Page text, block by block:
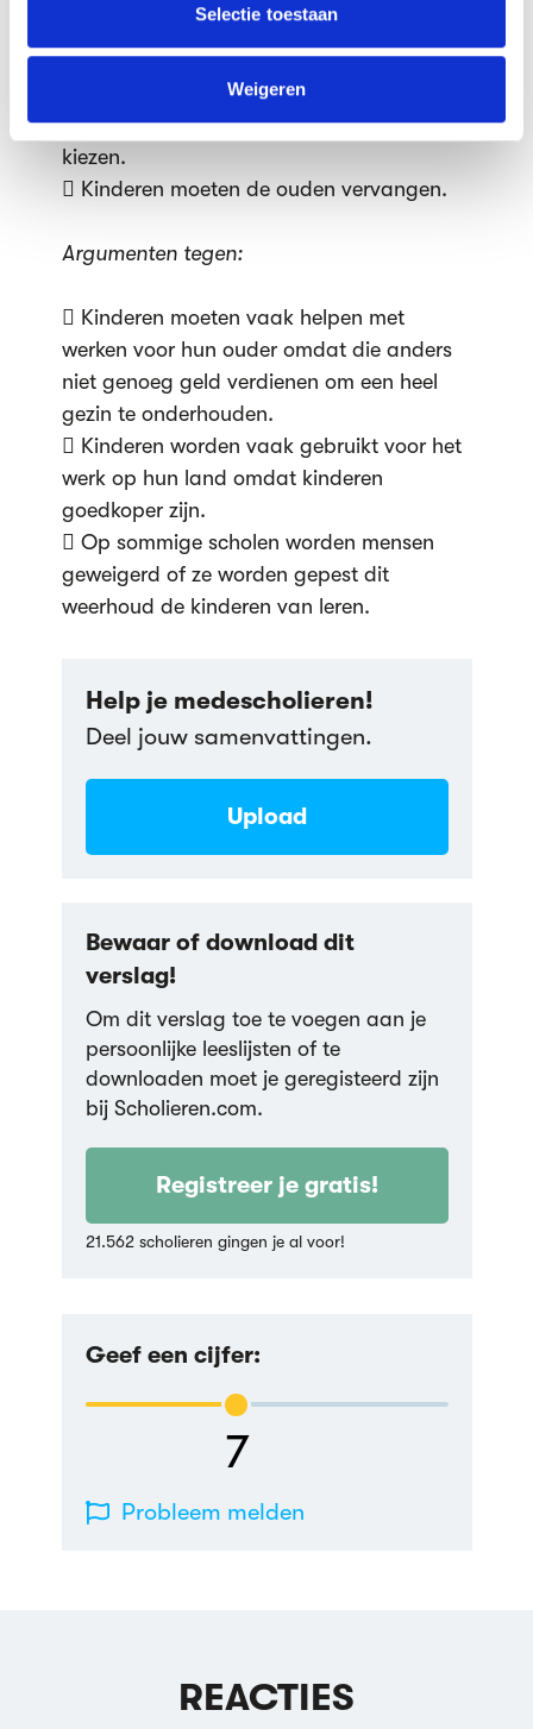
verzameld op basis van jouw gebruik van hun services.
We werken samen met63 derdendie uw gegevens
kunnen ontvangen en verwerken.
Selectie toestaan
Weigeren
 Kinderen hebben het recht om zelf te
kunnen kiezen of ze gaan voor een lange
opleiding en daardoor ook meer kans te
hebben op een goede baan of dat ze
kiezen.
 Kinderen moeten de ouden vervangen.
Argumenten tegen:
 Kinderen moeten vaak helpen met
werken voor hun ouder omdat die anders
niet genoeg geld verdienen om een heel
gezin te onderhouden.
 Kinderen worden vaak gebruikt voor het
werk op hun land omdat kinderen
goedkoper zijn.
 Op sommige scholen worden mensen
geweigerd of ze worden gepest dit
weerhoud de kinderen van leren.
Help je medescholieren!
Deel jouw samenvattingen.
Upload
Bewaar of download dit
verslag!
Om dit verslag toe te voegen aan je
persoonlijke leeslijsten of te
downloaden moet je geregisteerd zijn
bij Scholieren.com.
Registreer je gratis!
21.562 scholieren gingen je al voor!
Geef een cijfer:
7
Probleem melden
REACTIES